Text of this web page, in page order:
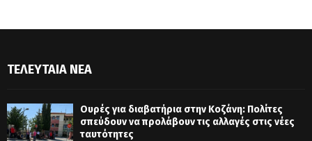
ΤΕΛΕΥΤΑΊΑ ΝΈΑ
Ουρές για διαβατήρια στην Κοζάνη: Πολίτες
σπεύδουν να προλάβουν τις αλλαγές στις νέες
ταυτότητες